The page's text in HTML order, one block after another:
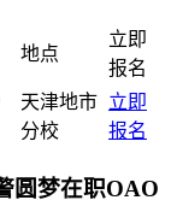
地点
立即
报名
天津地市
分校
立即
报名
圆梦在职OAO